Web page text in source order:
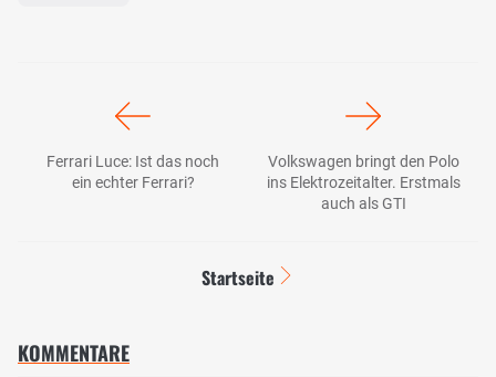
Ferrari Luce: Ist das noch
ein echter Ferrari?
Volkswagen bringt den Polo
ins Elektrozeitalter. Erstmals
auch als GTI
Startseite
KOMMENTARE